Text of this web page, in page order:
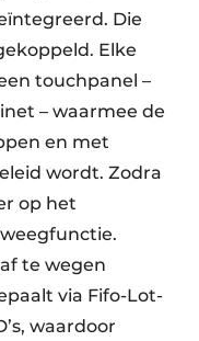
Die
Elke
touchpanel –
– waarmee de
en met
wordt. Zodra
op het
te wegen
via Fifo-Lot-
waardoor